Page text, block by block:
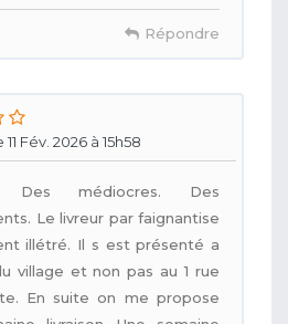
Répondre
Fév. 2026 à 15h58
Des médiocres. Des
Le livreur par faignantise
illétré. Il s est présenté a
village et non pas au 1 rue
En suite on me propose